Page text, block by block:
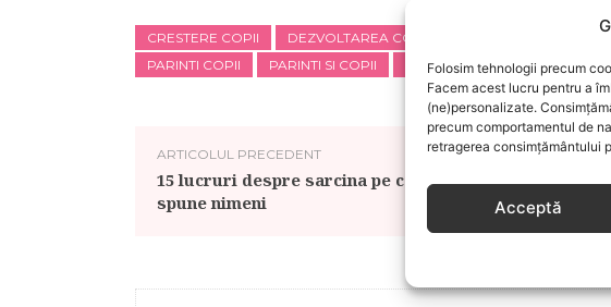
Folosim tehnologii precum
Facem acest lucru pentru a
(ne)personalizate.
precum comportamentul de
retragerea consimțământului
Acceptă
CRESTERE COPII DEZVOLTAREA COPIILOR
PARINTI COPII
PARINTI SI COPII PARINTI TOXICI TIPURI DE
ARTICOLUL PRECEDENT
15 lucruri despre sarcina pe care nu ti le
spune nimeni